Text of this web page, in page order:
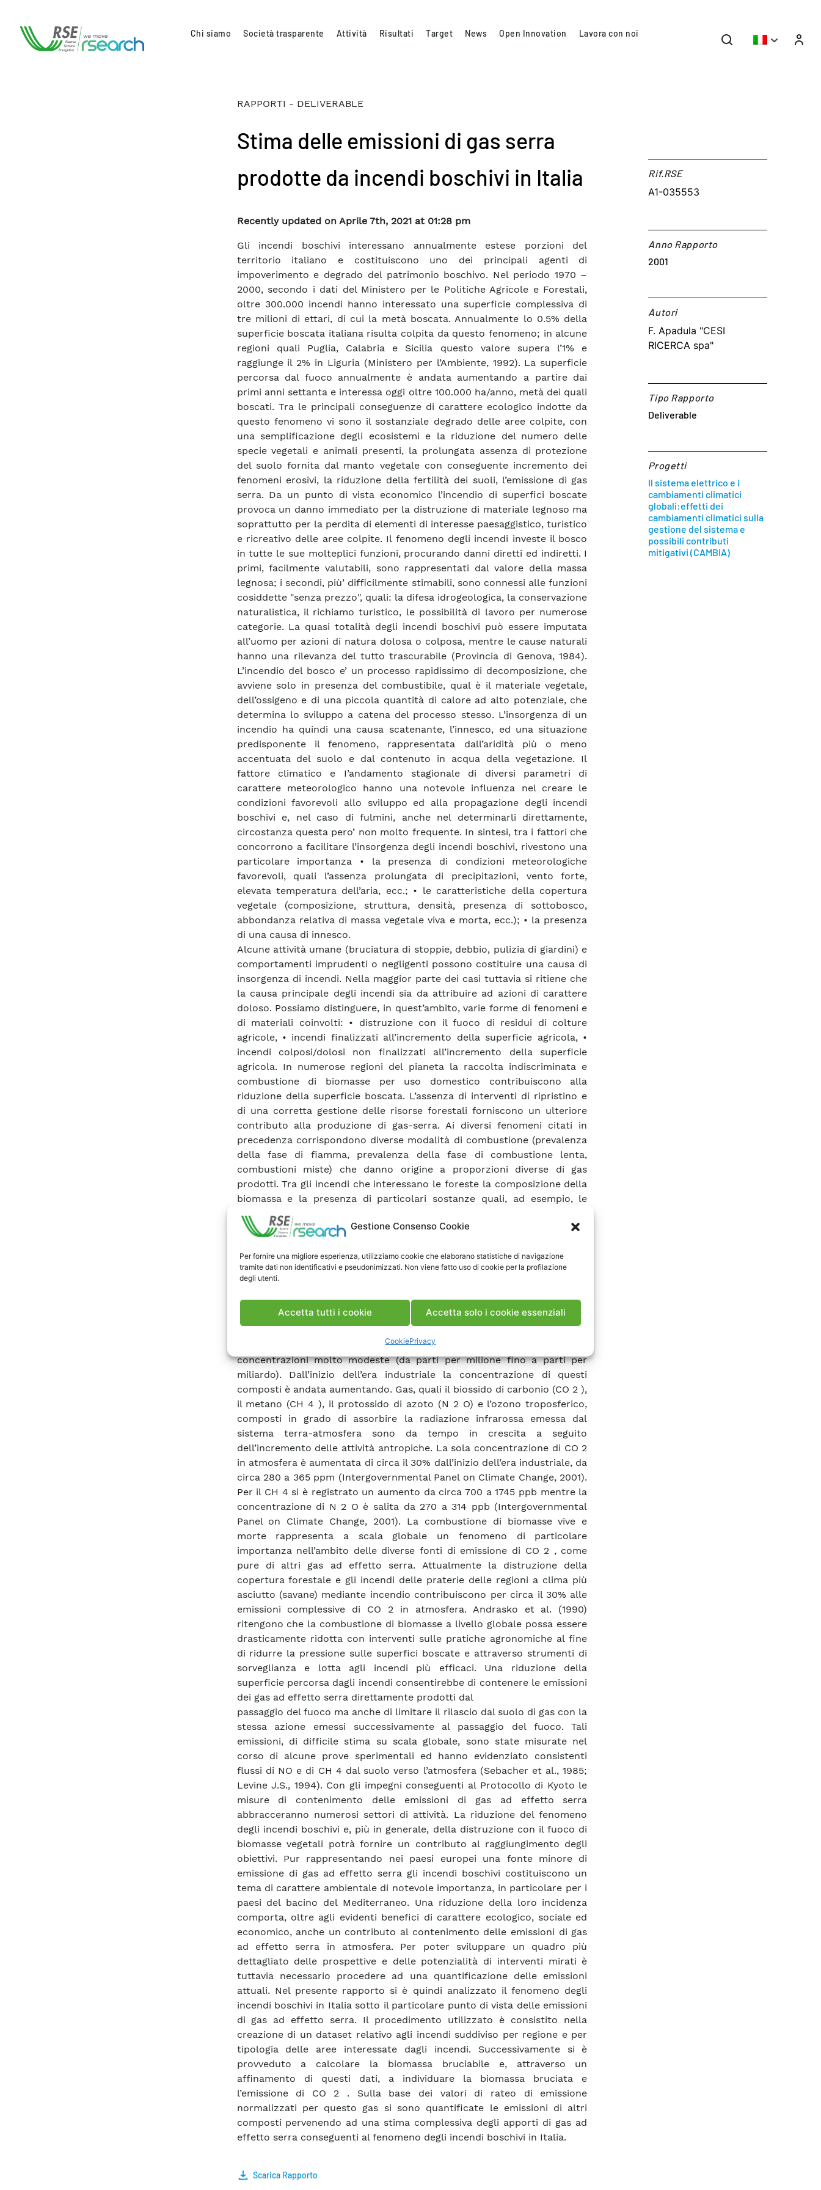
Gestione Consenso Cookie
Per fornire una migliore esperienza, utilizziamo cookie che elaborano statistiche di navigazione
tramite dati non identificativi e pseudonimizzati. Non viene fatto uso di cookie per la profilazione
degli utenti.
Accetta tutti i cookie Accetta solo i cookie essenziali
CookiePrivacy
Chi siamo Società trasparente Attività Risultati Target News Open Innovation Lavora con noi
RAPPORTI - DELIVERABLE
Stima delle emissioni di gas serra
prodotte da incendi boschivi in Italia
Recently updated on Aprile 7th, 2021 at 01:28 pm
Gli incendi boschivi interessano annualmente estese porzioni del
territorio italiano e costituiscono uno dei principali agenti di
impoverimento e degrado del patrimonio boschivo. Nel periodo 1970 –
2000, secondo i dati del Ministero per le Politiche Agricole e Forestali,
oltre 300.000 incendi hanno interessato una superficie complessiva di
tre milioni di ettari, di cui la metà boscata. Annualmente lo 0.5% della
superficie boscata italiana risulta colpita da questo fenomeno; in alcune
regioni quali Puglia, Calabria e Sicilia questo valore supera l’1% e
raggiunge il 2% in Liguria (Ministero per l’Ambiente, 1992). La superficie
percorsa dal fuoco annualmente è andata aumentando a partire dai
primi anni settanta e interessa oggi oltre 100.000 ha/anno, metà dei quali
boscati. Tra le principali conseguenze di carattere ecologico indotte da
questo fenomeno vi sono il sostanziale degrado delle aree colpite, con
una semplificazione degli ecosistemi e la riduzione del numero delle
specie vegetali e animali presenti, la prolungata assenza di protezione
del suolo fornita dal manto vegetale con conseguente incremento dei
fenomeni erosivi, la riduzione della fertilità dei suoli, l’emissione di gas
serra. Da un punto di vista economico l’incendio di superfici boscate
provoca un danno immediato per la distruzione di materiale legnoso ma
soprattutto per la perdita di elementi di interesse paesaggistico, turistico
e ricreativo delle aree colpite. Il fenomeno degli incendi investe il bosco
in tutte le sue molteplici funzioni, procurando danni diretti ed indiretti. I
primi, facilmente valutabili, sono rappresentati dal valore della massa
legnosa; i secondi, più’ difficilmente stimabili, sono connessi alle funzioni
cosiddette "senza prezzo", quali: la difesa idrogeologica, la conservazione
naturalistica, il richiamo turistico, le possibilità di lavoro per numerose
categorie. La quasi totalità degli incendi boschivi può essere imputata
all’uomo per azioni di natura dolosa o colposa, mentre le cause naturali
hanno una rilevanza del tutto trascurabile (Provincia di Genova, 1984).
L’incendio del bosco e’ un processo rapidissimo di decomposizione, che
avviene solo in presenza del combustibile, qual è il materiale vegetale,
dell’ossigeno e di una piccola quantità di calore ad alto potenziale, che
determina lo sviluppo a catena del processo stesso. L’insorgenza di un
incendio ha quindi una causa scatenante, l’innesco, ed una situazione
predisponente il fenomeno, rappresentata dall’aridità più o meno
accentuata del suolo e dal contenuto in acqua della vegetazione. Il
fattore climatico e I’andamento stagionale di diversi parametri di
carattere meteorologico hanno una notevole influenza nel creare le
condizioni favorevoli allo sviluppo ed alla propagazione degli incendi
boschivi e, nel caso di fulmini, anche nel determinarli direttamente,
circostanza questa pero’ non molto frequente. In sintesi, tra i fattori che
concorrono a facilitare l’insorgenza degli incendi boschivi, rivestono una
particolare importanza • la presenza di condizioni meteorologiche
favorevoli, quali l’assenza prolungata di precipitazioni, vento forte,
elevata temperatura dell’aria, ecc.; • le caratteristiche della copertura
vegetale (composizione, struttura, densità, presenza di sottobosco,
abbondanza relativa di massa vegetale viva e morta, ecc.); • la presenza
di una causa di innesco.
Alcune attività umane (bruciatura di stoppie, debbio, pulizia di giardini) e
comportamenti imprudenti o negligenti possono costituire una causa di
insorgenza di incendi. Nella maggior parte dei casi tuttavia si ritiene che
la causa principale degli incendi sia da attribuire ad azioni di carattere
doloso. Possiamo distinguere, in quest’ambito, varie forme di fenomeni e
di materiali coinvolti: • distruzione con il fuoco di residui di colture
agricole, • incendi finalizzati all’incremento della superficie agricola, •
incendi colposi/dolosi non finalizzati all’incremento della superficie
agricola. In numerose regioni del pianeta la raccolta indiscriminata e
combustione di biomasse per uso domestico contribuiscono alla
riduzione della superficie boscata. L’assenza di interventi di ripristino e
di una corretta gestione delle risorse forestali forniscono un ulteriore
contributo alla produzione di gas-serra. Ai diversi fenomeni citati in
precedenza corrispondono diverse modalità di combustione (prevalenza
della fase di fiamma, prevalenza della fase di combustione lenta,
combustioni miste) che danno origine a proporzioni diverse di gas
prodotti. Tra gli incendi che interessano le foreste la composizione della
biomassa e la presenza di particolari sostanze quali, ad esempio, le
resine, possono influire sulla composizione complessiva dei gas prodotti
dalla combustione del materiale vegetale. Il contenimento del fenomeno
rilevante che viene affrontata nei diversi paesi interessati attraverso
diversi strumenti di prevenzione, previsione, localizzazione e di
intervento sul fuoco. Un effetto meno noto connesso al fenomeno degli
incendi è legato all’emissione di composti (gas) che possono influire sui
meccanismi di regolazione del clima del pianeta (gas ad effetto serra o
gas-serra). A questo proposito va ricordato che l’aumento dell’effetto
serra del pianeta è pilotato da diversi gas presenti in atmosfera in
concentrazioni molto modeste (da parti per milione fino a parti per
miliardo). Dall’inizio dell’era industriale la concentrazione di questi
composti è andata aumentando. Gas, quali il biossido di carbonio (CO 2 ),
il metano (CH 4 ), il protossido di azoto (N 2 O) e l’ozono troposferico,
composti in grado di assorbire la radiazione infrarossa emessa dal
sistema terra-atmosfera sono da tempo in crescita a seguito
dell’incremento delle attività antropiche. La sola concentrazione di CO 2
in atmosfera è aumentata di circa il 30% dall’inizio dell’era industriale, da
circa 280 a 365 ppm (Intergovernmental Panel on Climate Change, 2001).
Per il CH 4 si è registrato un aumento da circa 700 a 1745 ppb mentre la
concentrazione di N 2 O è salita da 270 a 314 ppb (Intergovernmental
Panel on Climate Change, 2001). La combustione di biomasse vive e
morte rappresenta a scala globale un fenomeno di particolare
importanza nell’ambito delle diverse fonti di emissione di CO 2 , come
pure di altri gas ad effetto serra. Attualmente la distruzione della
copertura forestale e gli incendi delle praterie delle regioni a clima più
asciutto (savane) mediante incendio contribuiscono per circa il 30% alle
emissioni complessive di CO 2 in atmosfera. Andrasko et al. (1990)
ritengono che la combustione di biomasse a livello globale possa essere
drasticamente ridotta con interventi sulle pratiche agronomiche al fine
di ridurre la pressione sulle superfici boscate e attraverso strumenti di
sorveglianza e lotta agli incendi più efficaci. Una riduzione della
superficie percorsa dagli incendi consentirebbe di contenere le emissioni
dei gas ad effetto serra direttamente prodotti dal
passaggio del fuoco ma anche di limitare il rilascio dal suolo di gas con la
stessa azione emessi successivamente al passaggio del fuoco. Tali
emissioni, di difficile stima su scala globale, sono state misurate nel
corso di alcune prove sperimentali ed hanno evidenziato consistenti
flussi di NO e di CH 4 dal suolo verso l’atmosfera (Sebacher et al., 1985;
Levine J.S., 1994). Con gli impegni conseguenti al Protocollo di Kyoto le
misure di contenimento delle emissioni di gas ad effetto serra
abbracceranno numerosi settori di attività. La riduzione del fenomeno
degli incendi boschivi e, più in generale, della distruzione con il fuoco di
biomasse vegetali potrà fornire un contributo al raggiungimento degli
obiettivi. Pur rappresentando nei paesi europei una fonte minore di
emissione di gas ad effetto serra gli incendi boschivi costituiscono un
tema di carattere ambientale di notevole importanza, in particolare per i
paesi del bacino del Mediterraneo. Una riduzione della loro incidenza
comporta, oltre agli evidenti benefici di carattere ecologico, sociale ed
economico, anche un contributo al contenimento delle emissioni di gas
ad effetto serra in atmosfera. Per poter sviluppare un quadro più
dettagliato delle prospettive e delle potenzialità di interventi mirati è
tuttavia necessario procedere ad una quantificazione delle emissioni
attuali. Nel presente rapporto si è quindi analizzato il fenomeno degli
incendi boschivi in Italia sotto il particolare punto di vista delle emissioni
di gas ad effetto serra. Il procedimento utilizzato è consistito nella
creazione di un dataset relativo agli incendi suddiviso per regione e per
tipologia delle aree interessate dagli incendi. Successivamente si è
provveduto a calcolare la biomassa bruciabile e, attraverso un
affinamento di questi dati, a individuare la biomassa bruciata e
l’emissione di CO 2 . Sulla base dei valori di rateo di emissione
normalizzati per questo gas si sono quantificate le emissioni di altri
composti pervenendo ad una stima complessiva degli apporti di gas ad
effetto serra conseguenti al fenomeno degli incendi boschivi in Italia.
Scarica Rapporto
Rif.RSE​
A1-035553
Anno Rapporto
2001
Autori​
F. Apadula "CESI
RICERCA spa"
Tipo Rapporto
Deliverable
Progetti
Il sistema elettrico e i
cambiamenti climatici
globali:effetti dei
cambiamenti climatici sulla
gestione del sistema e
possibili contributi
mitigativi (CAMBIA)